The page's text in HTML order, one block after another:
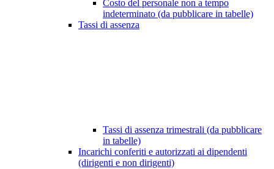
Costo del personale non a tempo
indeterminato (da pubblicare in tabelle)
Tassi di assenza
Tassi di assenza trimestrali (da pubblicare
in tabelle)
Incarichi conferiti e autorizzati ai dipendenti
(dirigenti e non dirigenti)